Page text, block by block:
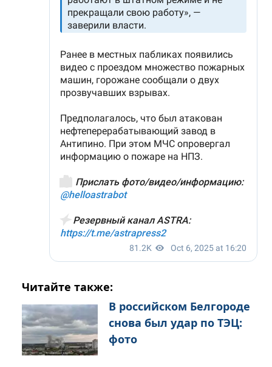
Читайте также:
В российском Белгороде
снова был удар по ТЭЦ:
фото